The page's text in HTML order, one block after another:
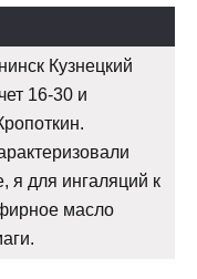
Кузнецкий
16-30 и
я для ингаляций к
масло